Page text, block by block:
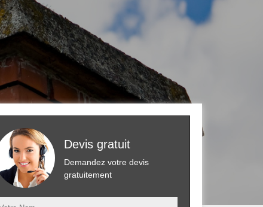
Devis gratuit
Demandez votre devis
gratuitement